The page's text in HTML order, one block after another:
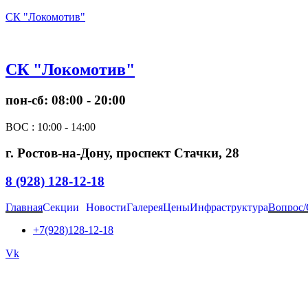
СК "Локомотив"
СК "Локомотив"
пон-сб: 08:00 - 20:00
ВОС : 10:00 - 14:00
г. Ростов-на-Дону, проспект Стачки, 28
8 (928) 128-12-18
ГлавнаяСекции НовостиГалереяЦеныИнфраструктураВопрос/
+7(928)128-12-18
Vk